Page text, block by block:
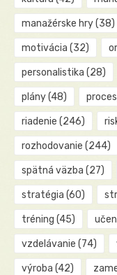
manažérske hry(38)
motivácia (32)
personalistika (28)
plány(48)
riadenie (246)
rozhodovanie (244)
spätná väzba (27)
stratégia (60)
tréning (45)
vzdelávanie (74)
výroba (42)